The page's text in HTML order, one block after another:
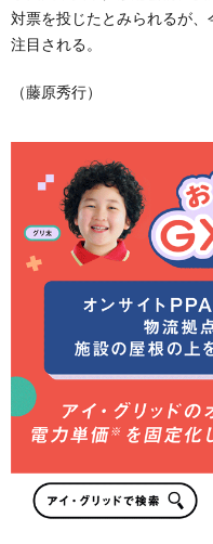
対票を投じたとみられるが
注目される。
（藤原秀行）